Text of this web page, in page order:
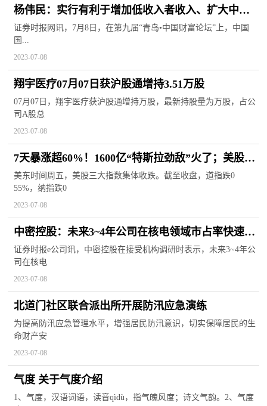
杨伟民：实行有利于增加低收入者收入、扩大中等
收入群体的财税和金融政策
证券时报网讯，7月8日，在第九届“青岛•中国财富论坛”上，中国
国...
2023-07-08
翔宇医疗07月07日获沪股通增持3.51万股
07月07日，翔宇医疗获沪股通增持万股，最新持股量为万股，占公
司A股总
2023-07-08
7天暴涨超60%！1600亿“特斯拉劲敌”火了；美股尾
盘突然跳水！中概股集体爆发
美东时间周五，美股三大指数集体收跌。截至收盘，道指跌0
55%，纳指跌0
2023-07-08
中密控股：未来3~4年公司在核电领域市占率快速提
升是一个确定性比较高的事件
证券时报e公司讯，中密控股在接受机构调研时表示，未来3~4年公
司在核电
2023-07-08
北道门社区联合派出所开展防汛应急演练
为提高防汛应急管理水平，增强居民防汛意识，切实保障居民的生
命财产安
2023-07-08
气度 关于气度介绍
1、气度，汉语词语，读音qìdù，指气魄风度；诗文气韵。2、气度